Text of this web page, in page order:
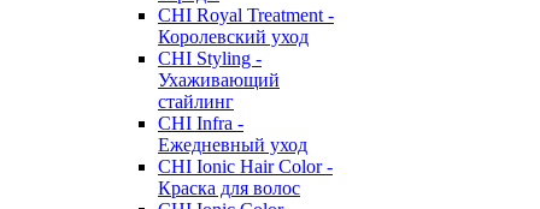
CHI Royal Treatment -
Королевский уход
CHI Styling -
Ухаживающий
стайлинг
CHI Infra -
Ежедневный уход
CHI Ionic Hair Color -
Краска для волос